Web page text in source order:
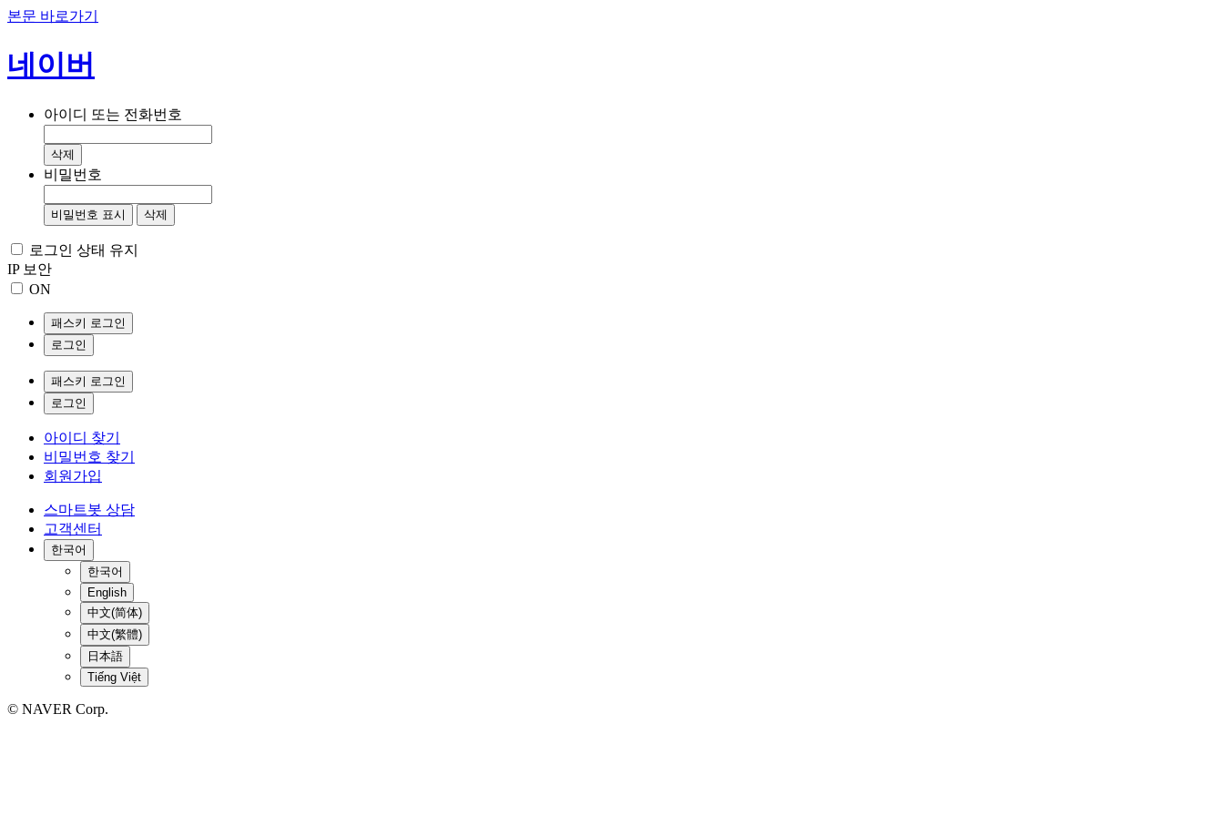
본문 바로가기
네이버
아이디 또는 전화번호
삭제
비밀번호
비밀번호 표시 삭제
로그인 상태 유지
IP 보안
ON
패스키 로그인
로그인
패스키 로그인
로그인
아이디 찾기
비밀번호 찾기
회원가입
스마트봇 상담
고객센터
한국어
한국어
English
中文(简体)
中文(繁體)
日本語
Tiếng Việt
© NAVER Corp.